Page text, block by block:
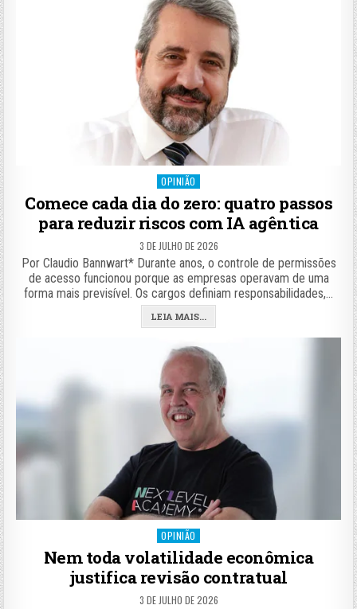
Posted
OPINIÃO
Comece cada dia do zero: quatro passos
para reduzir riscos com IA agêntica
3 DE JULHO DE 2026
Por Claudio Bannwart* Durante anos, o controle de permissões
de acesso funcionou porque as empresas operavam de uma
forma mais previsível. Os cargos definiam responsabilidades,…
LEIA MAIS...
Posted
in
OPINIÃO
Nem toda volatilidade econômica
justifica revisão contratual
3 DE JULHO DE 2026